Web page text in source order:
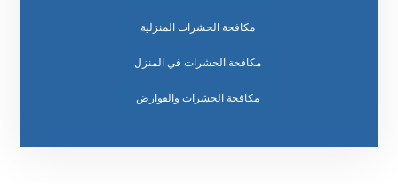
مكافحة الحشرات المنزلية
مكافحة الحشرات في المنزل
مكافحة الحشرات والقوارض